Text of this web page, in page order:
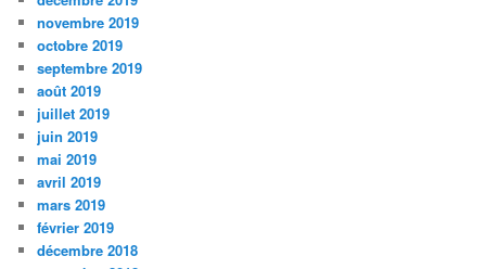
novembre 2019
octobre 2019
septembre 2019
août 2019
juillet 2019
juin 2019
mai 2019
avril 2019
mars 2019
février 2019
décembre 2018